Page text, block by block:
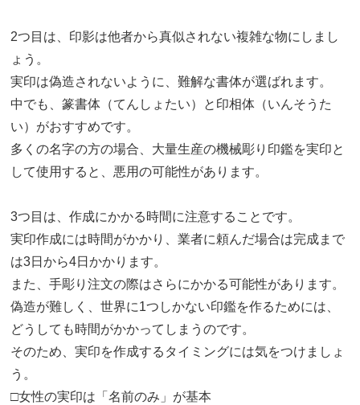
2つ目は、印影は他者から真似されない複雑な物にしまし
ょう。
実印は偽造されないように、難解な書体が選ばれます。
中でも、篆書体（てんしょたい）と印相体（いんそうた
い）がおすすめです。
多くの名字の方の場合、大量生産の機械彫り印鑑を実印と
して使用すると、悪用の可能性があります。
3つ目は、作成にかかる時間に注意することです。
実印作成には時間がかかり、業者に頼んだ場合は完成まで
は3日から4日かかります。
また、手彫り注文の際はさらにかかる可能性があります。
偽造が難しく、世界に1つしかない印鑑を作るためには、
どうしても時間がかかってしまうのです。
そのため、実印を作成するタイミングには気をつけましょ
う。
□女性の実印は「名前のみ」が基本